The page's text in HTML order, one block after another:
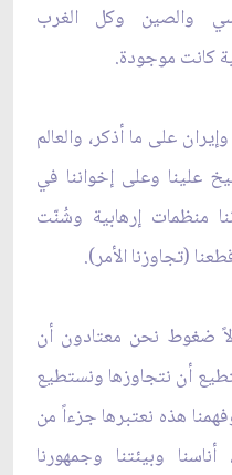
والصين وكل الغرب
كانت موجودة.
على ما أذكر، والعالم
علينا وعلى إخواننا في
منظمات إرهابية وشُنّت
(تجاوزنا الأمر).
ضغوط نحن معتادون أن
أن نتجاوزها ونستطيع
هذه نعتبرها جزءاً من
وبيئتنا وجمهورنا